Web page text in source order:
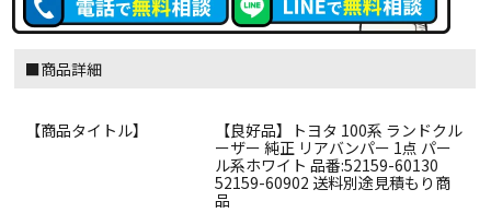
■商品詳細
【商品タイトル】
【良好品】トヨタ 100系 ランドクル
ーザー 純正 リアバンパー 1点 パー
ル系ホワイト 品番:52159-60130
52159-60902 送料別途見積もり商
品